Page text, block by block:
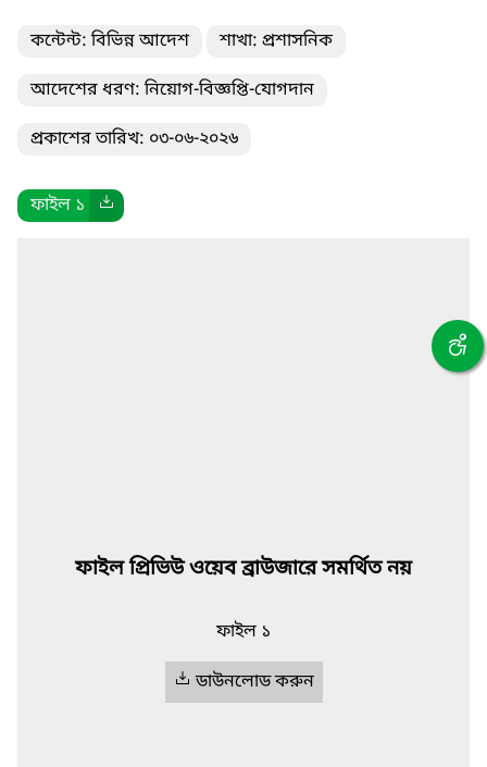
কন্টেন্ট: বিভিন্ন আদেশ শাখা: প্রশাসনিক
আদেশের ধরণ: নিয়োগ-বিজ্ঞপ্তি-যোগদান
প্রকাশের তারিখ: ০৩-০৬-২০২৬
ফাইল ১
ফাইল প্রিভিউ ওয়েব ব্রাউজারে সমর্থিত নয়
ফাইল ১
ডাউনলোড করুন